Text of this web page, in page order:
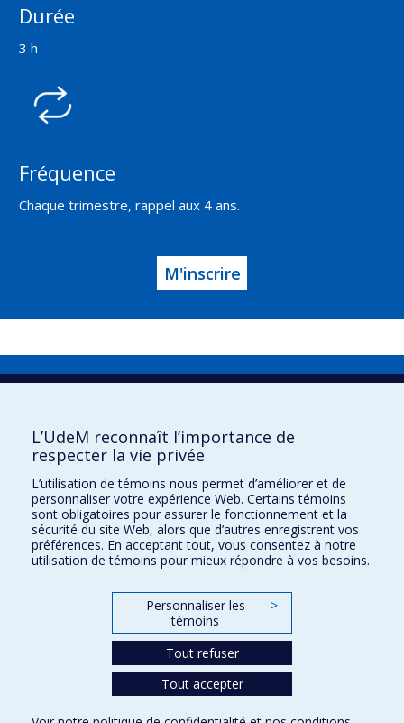
Durée
3 h
Fréquence
Chaque trimestre, rappel aux 4 ans.
M'inscrire
Direction de la prévention et de la
Nous joindre
Carrières
Lois, directives, règlements et normes
Plan du site
Confidentialité
L’UdeM reconnaît l’importance de
respecter la vie privée
L’utilisation de témoins nous permet d’améliorer et de
personnaliser votre expérience Web. Certains témoins
sont obligatoires pour assurer le fonctionnement et la
sécurité du site Web, alors que d’autres enregistrent vos
préférences. En acceptant tout, vous consentez à notre
utilisation de témoins pour mieux répondre à vos besoins.
Personnaliser les
témoins
>
Tout refuser
Tout accepter